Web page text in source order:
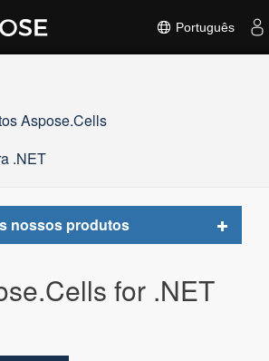
Português
Aspose.Cells
.NET
nossos produtos
Toggle
for .NET